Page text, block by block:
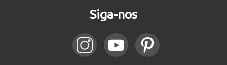
Siga-nos